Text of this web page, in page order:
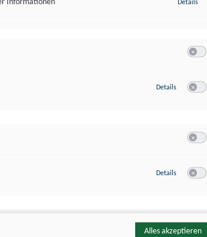
Details
Details zu Google
Details zu YouTube
Alles akzeptieren